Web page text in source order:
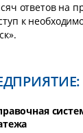
ответов на
к